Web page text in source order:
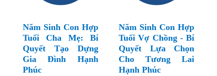
Năm Sinh Con Hợp
Tuổi Cha Mẹ: Bí
Quyết Tạo Dựng
Gia Đình Hạnh
Phúc
Năm Sinh Con Hợp
Tuổi Vợ Chồng - Bí
Quyết Lựa Chọn
Cho Tương Lai
Hạnh Phúc